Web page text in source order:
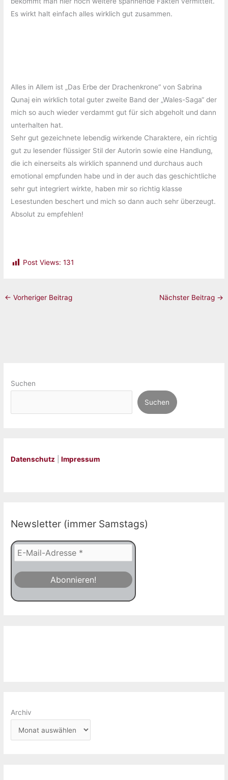
Es wirkt halt einfach alles wirklich gut zusammen.
Alles in Allem ist „Das Erbe der Drachenkrone“ von Sabrina
Qunaj ein wirklich total guter zweite Band der „Wales-Saga“ der
mich so auch wieder verdammt gut für sich abgeholt und dann
unterhalten hat.
Sehr gut gezeichnete lebendig wirkende Charaktere, ein richtig
gut zu lesender flüssiger Stil der Autorin sowie eine Handlung,
die ich einerseits als wirklich spannend und durchaus auch
emotional empfunden habe und in der auch das geschichtliche
sehr gut integriert wirkte, haben mir so richtig klasse
Lesestunden beschert und mich so dann auch sehr überzeugt.
Absolut zu empfehlen!
Post Views: 131
← Vorheriger Beitrag Nächster Beitrag →
Suchen
Suchen
Datenschutz |Impressum
Newsletter (immer Samstags)
Archiv